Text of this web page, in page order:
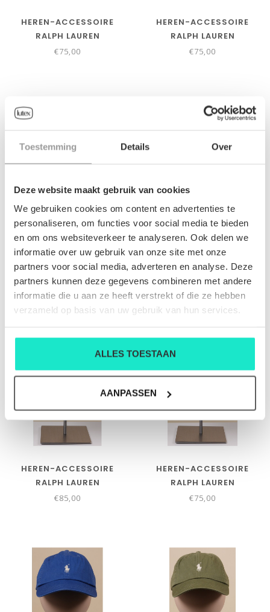
Toestemming Details Over
Deze website maakt gebruik van cookies
We gebruiken cookies om content en advertenties te
personaliseren, om functies voor social media te bieden
en om ons websiteverkeer te analyseren. Ook delen we
informatie over uw gebruik van onze site met onze
partners voor social media, adverteren en analyse. Deze
partners kunnen deze gegevens combineren met andere
informatie die u aan ze heeft verstrekt of die ze hebben
verzameld op basis van uw gebruik van hun services.
ALLES TOESTAAN
AANPASSEN
HEREN-ACCESSOIRE
RALPH LAUREN
€75,00
HEREN-ACCESSOIRE
RALPH LAUREN
€75,00
RALPH LAUREN
HEREN-ACCESSOIRE
RALPH LAUREN
€75,00
HEREN-ACCESSOIRE
RALPH LAUREN
€85,00
HEREN-ACCESSOIRE
RALPH LAUREN
€75,00